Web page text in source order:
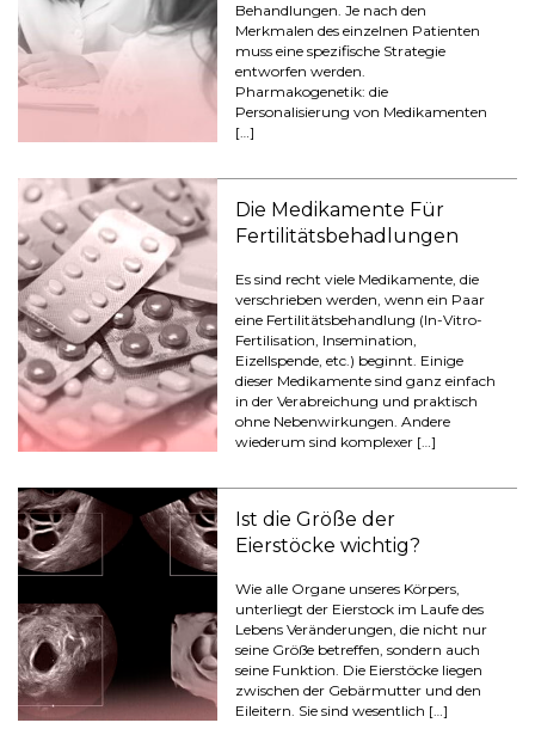
Behandlungen. Je nach den
Merkmalen des einzelnen Patienten
muss eine spezifische Strategie
entworfen werden.
Pharmakogenetik: die
Personalisierung von Medikamenten
[…]
Die Medikamente Für
Fertilitätsbehadlungen
Es sind recht viele Medikamente, die
verschrieben werden, wenn ein Paar
eine Fertilitätsbehandlung (In-Vitro-
Fertilisation, Insemination,
Eizellspende, etc.) beginnt. Einige
dieser Medikamente sind ganz einfach
in der Verabreichung und praktisch
ohne Nebenwirkungen. Andere
wiederum sind komplexer […]
Ist die Größe der
Eierstöcke wichtig?
Wie alle Organe unseres Körpers,
unterliegt der Eierstock im Laufe des
Lebens Veränderungen, die nicht nur
seine Größe betreffen, sondern auch
seine Funktion. Die Eierstöcke liegen
zwischen der Gebärmutter und den
Eileitern. Sie sind wesentlich […]